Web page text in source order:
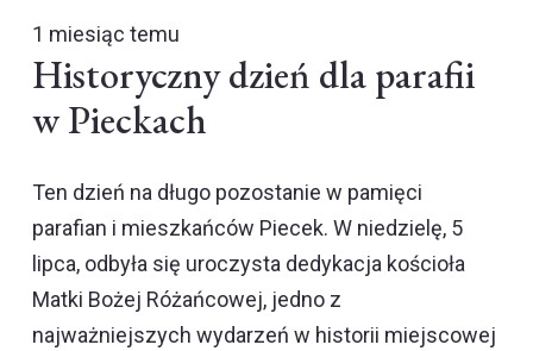
1 miesiąc temu
Historyczny dzień dla parafii
w Pieckach
Ten dzień na długo pozostanie w pamięci
parafian i mieszkańców Piecek. W niedzielę, 5
lipca, odbyła się uroczysta dedykacja kościoła
Matki Bożej Różańcowej, jedno z
najważniejszych wydarzeń w historii miejscowej